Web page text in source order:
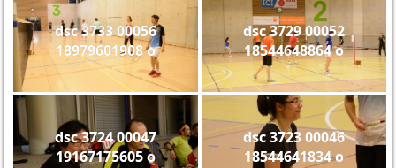
dsc 3733 00056
18979601908 o
dsc 3729 00052
18544648864 o
dsc 3724 00047
19167175605 o
dsc 3723 00046
18544641834 o